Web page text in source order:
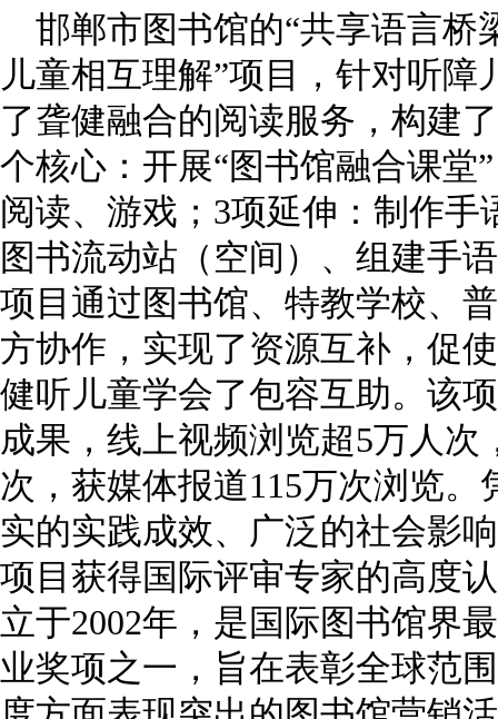
邯郸市图书馆的“共享语言桥
儿童相互理解”项目，针对听
了聋健融合的阅读服务，构建
个核心：开展“图书馆融合课堂
阅读、游戏；3项延伸：制作
图书流动站（空间）、组建手
项目通过图书馆、特教学校、
方协作，实现了资源互补，促
健听儿童学会了包容互助。该
成果，线上视频浏览超5万人次
次，获媒体报道115万次浏览
实的实践成效、广泛的社会影
项目获得国际评审专家的高度
立于2002年，是国际图书馆界
业奖项之一，旨在表彰全球范